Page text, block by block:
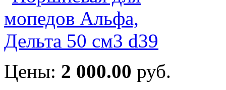
Цены: 2 000.00 руб.